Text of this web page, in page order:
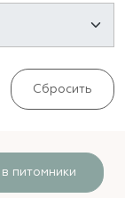
Сбросить
питомники